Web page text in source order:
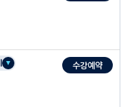
수강예약